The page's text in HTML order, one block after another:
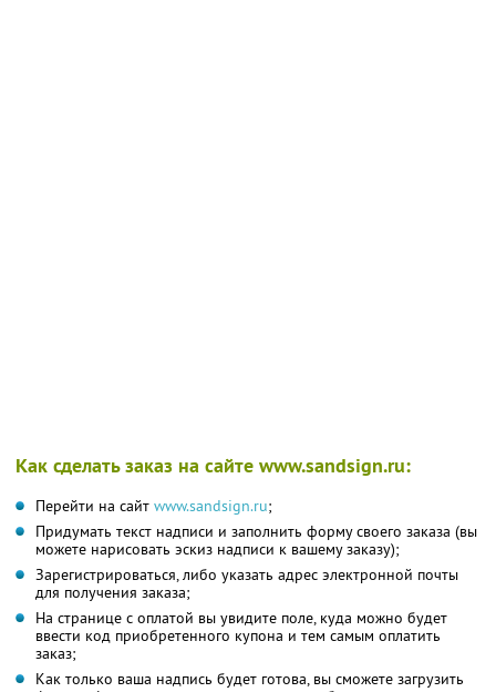
Как сделать заказ на сайте www.sandsign.ru:
Перейти на сайт www.sandsign.ru;
Придумать текст надписи и заполнить форму своего заказа (вы
можете нарисовать эскиз надписи к вашему заказу);
Зарегистрироваться, либо указать адрес электронной почты
для получения заказа;
На странице с оплатой вы увидите поле, куда можно будет
ввести код приобретенного купона и тем самым оплатить
заказ;
Как только ваша надпись будет готова, вы сможете загрузить